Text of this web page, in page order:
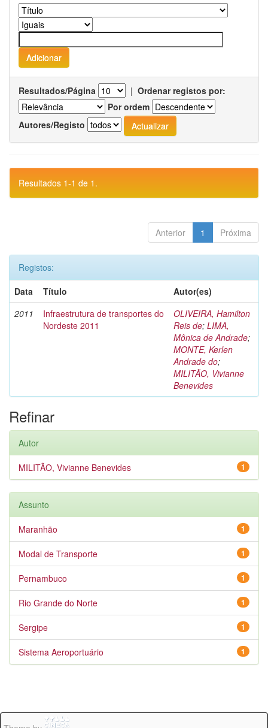
Resultados/Página | Ordenar registos por:
Por ordem
Autores/Registo
Resultados 1-1 de 1.
Anterior 1 Próxima
Registos:
Data
Título
Autor(es)
2011
Infraestrutura de transportes do
Nordeste 2011
OLIVEIRA, Hamilton
Reis de; LIMA,
Mônica de Andrade;
MONTE, Kerlen
Andrade do;
MILITÃO, Vivianne
Benevides
Refinar
Autor
1
MILITÃO, Vivianne Benevides
Assunto
1
Maranhão
1
Modal de Transporte
1
Pernambuco
1
Rio Grande do Norte
1
Sergipe
1
Sistema Aeroportuário